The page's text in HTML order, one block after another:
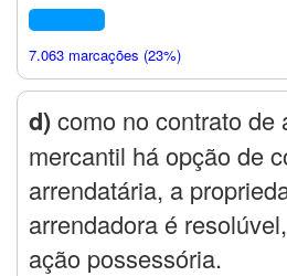
7.063 marcações (23%)
d)como no contrato de
mercantil há opção de
arrendatária, a
arrendadora é
ação possessória.